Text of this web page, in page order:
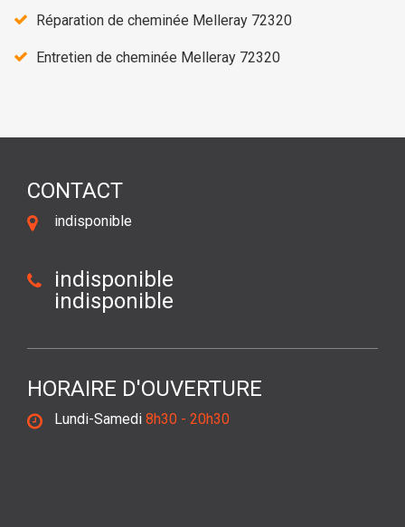
Réparation de cheminée Melleray 72320
Entretien de cheminée Melleray 72320
CONTACT
indisponible
indisponible
indisponible
HORAIRE D'OUVERTURE
Lundi-Samedi 8h30 - 20h30